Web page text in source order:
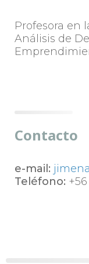
Profesora en
Análisis de
Contacto
e-mail:
Teléfono: